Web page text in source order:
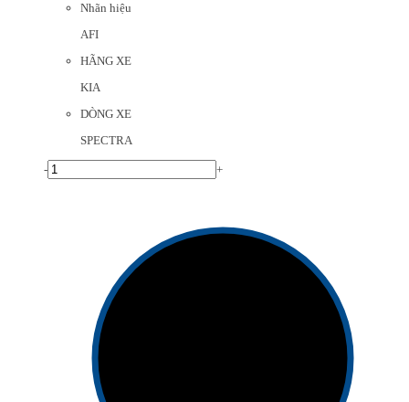
Nhãn hiệu
AFI
HÃNG XE
KIA
DÒNG XE
SPECTRA
- +